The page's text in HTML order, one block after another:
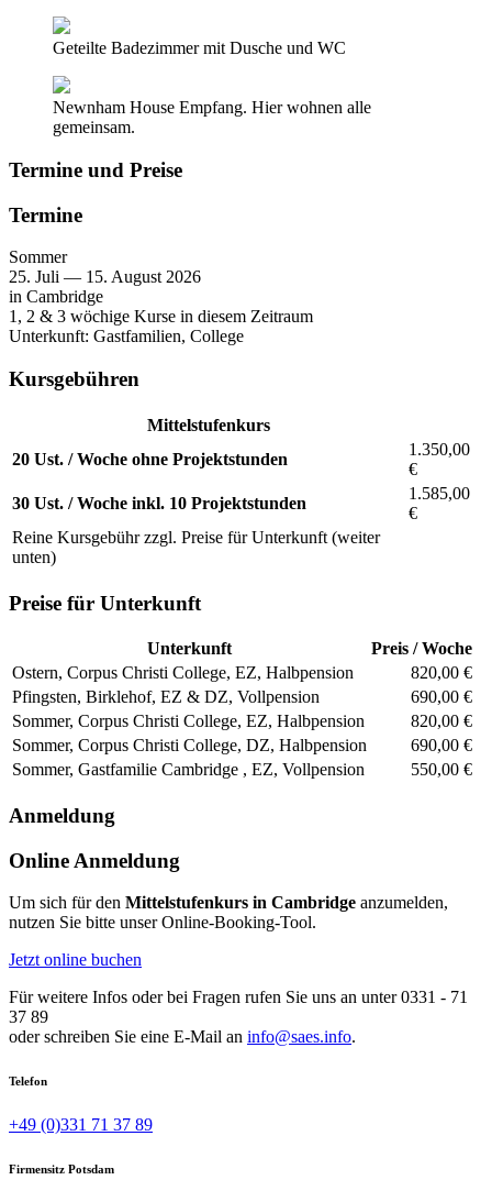
Geteilte Badezimmer mit Dusche und WC
Newnham House Empfang. Hier wohnen alle
gemeinsam.
Termine und Preise
Termine
Sommer
25. Juli — 15. August 2026
in Cambridge
1, 2 & 3 wöchige Kurse in diesem Zeitraum
Unterkunft: Gastfamilien, College
Kursgebühren
Mittelstufenkurs
20 Ust. / Woche ohne Projektstunden
1.350,00
€
30 Ust. / Woche inkl. 10 Projektstunden
1.585,00
€
Reine Kursgebühr zzgl. Preise für Unterkunft (weiter
unten)
Preise für Unterkunft
Unterkunft
Preis / Woche
Ostern, Corpus Christi College, EZ, Halbpension
820,00 €
Pfingsten, Birklehof, EZ & DZ, Vollpension
690,00 €
Sommer, Corpus Christi College, EZ, Halbpension
820,00 €
Sommer, Corpus Christi College, DZ, Halbpension
690,00 €
Sommer, Gastfamilie Cambridge , EZ, Vollpension
550,00 €
Anmeldung
Online Anmeldung
Um sich für den Mittelstufenkurs in Cambridge anzumelden,
nutzen Sie bitte unser Online-Booking-Tool.
Jetzt online buchen
Für weitere Infos oder bei Fragen rufen Sie uns an unter 0331 - 71
37 89
oder schreiben Sie eine E-Mail an info@saes.info.
Telefon
+49 (0)331 71 37 89
Firmensitz Potsdam